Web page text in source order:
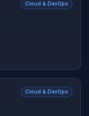
Cloud & DevOps
Cloud & DevOps